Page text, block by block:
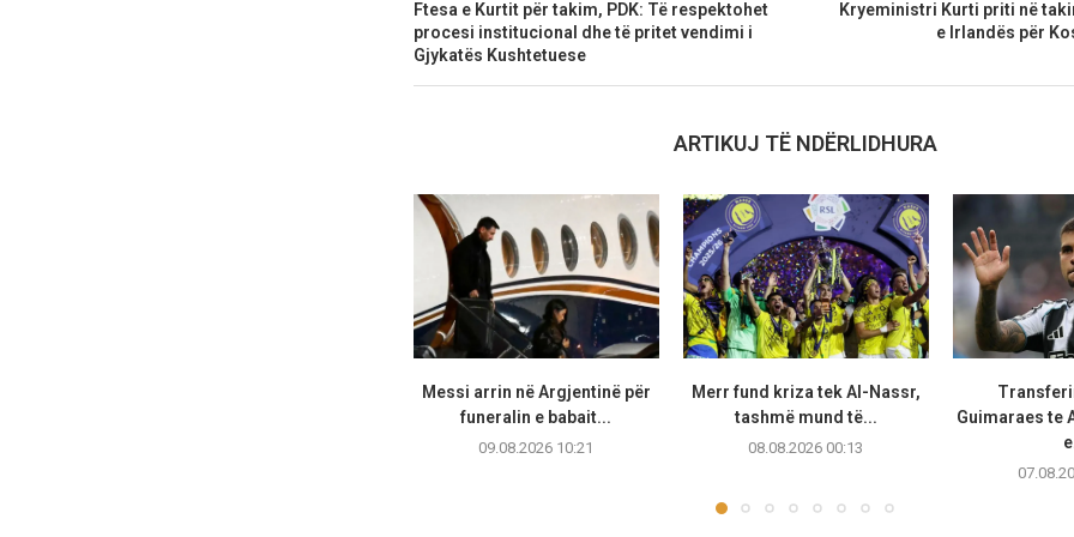
Ftesa e Kurtit për takim, PDK: Të respektohet
procesi institucional dhe të pritet vendimi i
Gjykatës Kushtetuese
Kryeministri Kurti priti në
e Irlandës për
ARTIKUJ TË NDËRLIDHURA
Messi arrin në Argjentinë për
funeralin e babait...
09.08.2026 10:21
Merr fund kriza tek Al-Nassr,
tashmë mund të...
08.08.2026 00:13
Guimaraes te